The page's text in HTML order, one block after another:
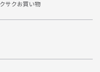
サクお買い物